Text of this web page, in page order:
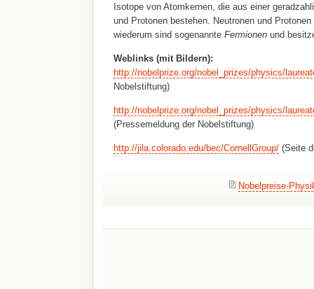
Isotope von Atomkernen, die aus einer
und Protonen bestehen. Neutronen und
wiederum sind sogenannte Fermionenund
Weblinks (mit Bildern):
http://nobelprize.org/nobel_prizes/physics/
Nobelstiftung)
http://nobelprize.org/nobel_prizes/physics/
(Pressemeldung der Nobelstiftung)
http://jila.colorado.edu/bec/CornellGroup/(Seite
Nobelpreise-